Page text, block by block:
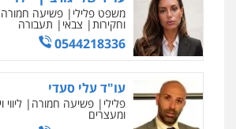
משפט פלילי פשיעה חמורה
וחקירות צבאי תעבורה
0544218336
עו"ד עלי סעדי
פלילי פשיעה חמורה
ומעצרים